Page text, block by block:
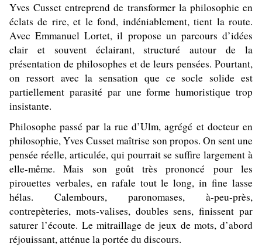
Yves Cusset entreprend de transformer la philosophie en
éclats de rire, et le fond, indéniablement, tient la route.
Avec Emmanuel Lortet, il propose un parcours d’idées
clair et souvent éclairant, structuré autour de la
présentation de philosophes et de leurs pensées. Pourtant,
on ressort avec la sensation que ce socle solide est
partiellement parasité par une forme humoristique trop
insistante.
Philosophe passé par la rue d’Ulm, agrégé et docteur en
philosophie, Yves Cusset maîtrise son propos. On sent une
pensée réelle, articulée, qui pourrait se suffire largement à
elle-même. Mais son goût très prononcé pour les
pirouettes verbales, en rafale tout le long, in fine lasse
hélas. Calembours, paronomases, à-peu-près,
contrepèteries, mots-valises, doubles sens, finissent par
saturer l’écoute. Le mitraillage de jeux de mots, d’abord
réjouissant, atténue la portée du discours.